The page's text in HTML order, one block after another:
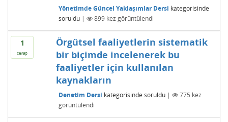
Yönetimde Güncel Yaklaşımlar Dersi kategorisinde
soruldu | 899kez görüntülendi
1
cevap
Örgütsel faaliyetlerin sistematik
bir biçimde incelenerek bu
faaliyetler için kullanılan
kaynakların
Denetim Dersi kategorisinde soruldu | 775 kez
görüntülendi